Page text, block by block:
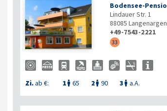
Bodensee-
Lindauer Str. 1
88085 Langenargen
+49-7543-2221
33
Zi.ab €: 1  65 2  90 3  a.A.